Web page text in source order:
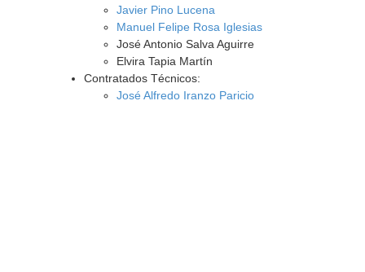
Javier Pino Lucena
Manuel Felipe Rosa Iglesias
José Antonio Salva Aguirre
Elvira Tapia Martín
Contratados Técnicos:
José Alfredo Iranzo Paricio